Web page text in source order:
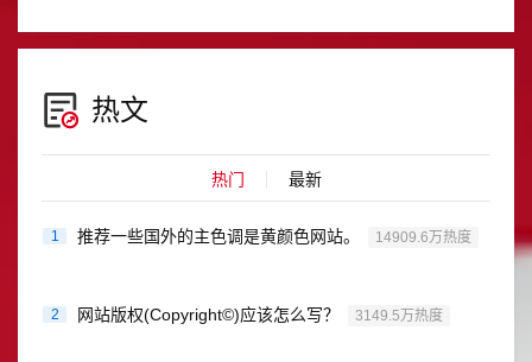
热文
热门 最新
1 推荐一些国外的主色调是黄颜色网站。 14909.6万热度
2 网站版权(Copyright©)应该怎么写？ 3149.5万热度